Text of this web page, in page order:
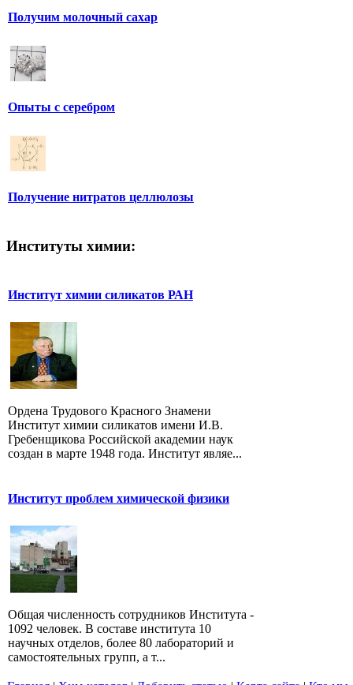
Получим молочный сахар
Опыты с серебром
Получение нитратов целлюлозы
Институты химии:
Институт химии силикатов РАН
Ордена Трудового Красного Знамени
Институт химии силикатов имени И.В.
Гребенщикова Российской академии наук
создан в марте 1948 года. Институт являе...
Институт проблем химической физики
Общая численность сотрудников Института -
1092 человек. В составе института 10
научных отделов, более 80 лабораторий и
самостоятельных групп, а т...